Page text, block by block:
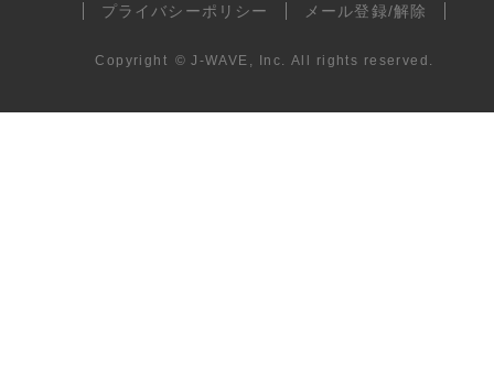
プライバシーポリシー メール登録/解除
Copyright © J-WAVE, Inc. All rights reserved.